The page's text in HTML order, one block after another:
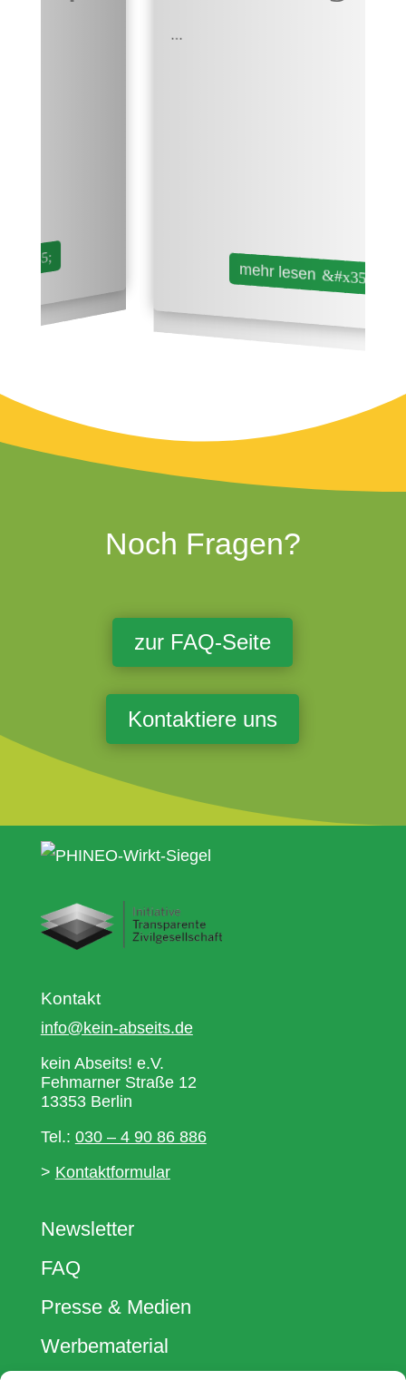
Noch Fragen?
zur FAQ-Seite
Kontaktiere uns
Kontakt
info@kein-abseits.de
kein Abseits! e.V.
Fehmarner Straße 12
13353 Berlin
Tel.: 030 – 4 90 86 886
> Kontaktformular
Newsletter
FAQ
Presse & Medien
Werbematerial